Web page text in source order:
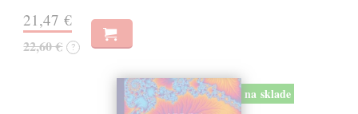
21,47 €
22,60 € ?
na sklade